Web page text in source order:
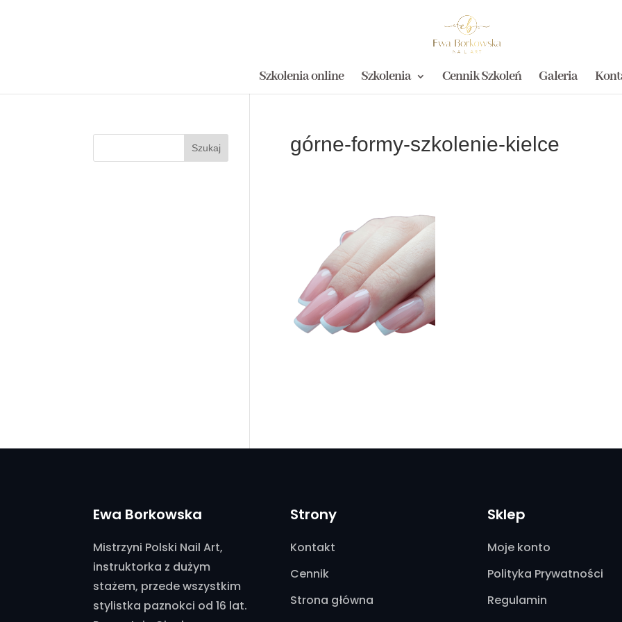
Szkolenia online Szkolenia Cennik Szkoleń Galeria
górne-formy-szkolenie-kielce
Szukaj
Ewa Borkowska
Mistrzyni Polski Nail Art,
instruktorka z dużym
stażem, przede wszystkim
stylistka paznokci od 16 lat.
Strony
Kontakt
Cennik
Strona główna
Sklep
Moje konto
Polityka Prywatności
Regulamin